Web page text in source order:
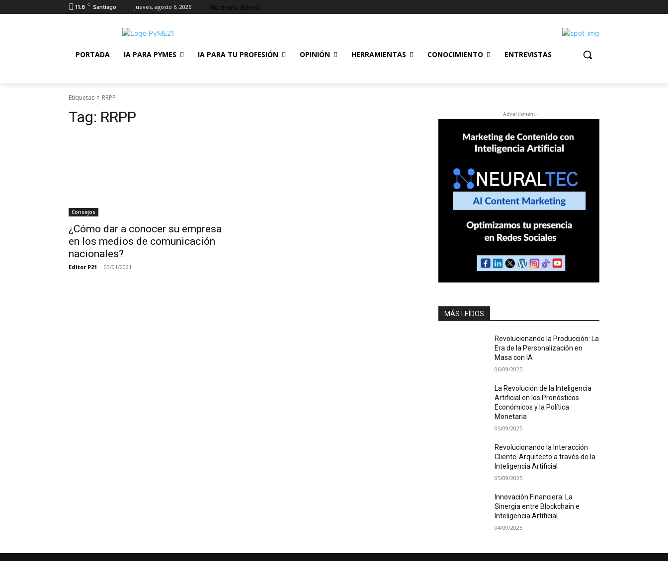
11.6 C Santiago jueves, agosto 6, 2026 No menu items!
PORTADA IA PARA PYMES IA PARA TU PROFESIÓN OPINIÓN HERRAMIENTAS CONOCIMIENTO ENTREVISTAS
Etiquetas RRPP
Tag: RRPP
Consejos
¿Cómo dar a conocer su empresa
en los medios de comunicación
nacionales?
Editor P21 - 03/01/2021
- Advertisment -
MÁS LEÍDOS
Revolucionando la Producción: La
Era de la Personalización en
Masa con IA
06/09/2025
La Revolución de la Inteligencia
Artificial en los Pronósticos
Económicos y la Política
Monetaria
05/09/2025
Revolucionando la Interacción
Cliente-Arquitecto a través de la
Inteligencia Artificial
05/09/2025
Innovación Financiera: La
Sinergia entre Blockchain e
Inteligencia Artificial
04/09/2025